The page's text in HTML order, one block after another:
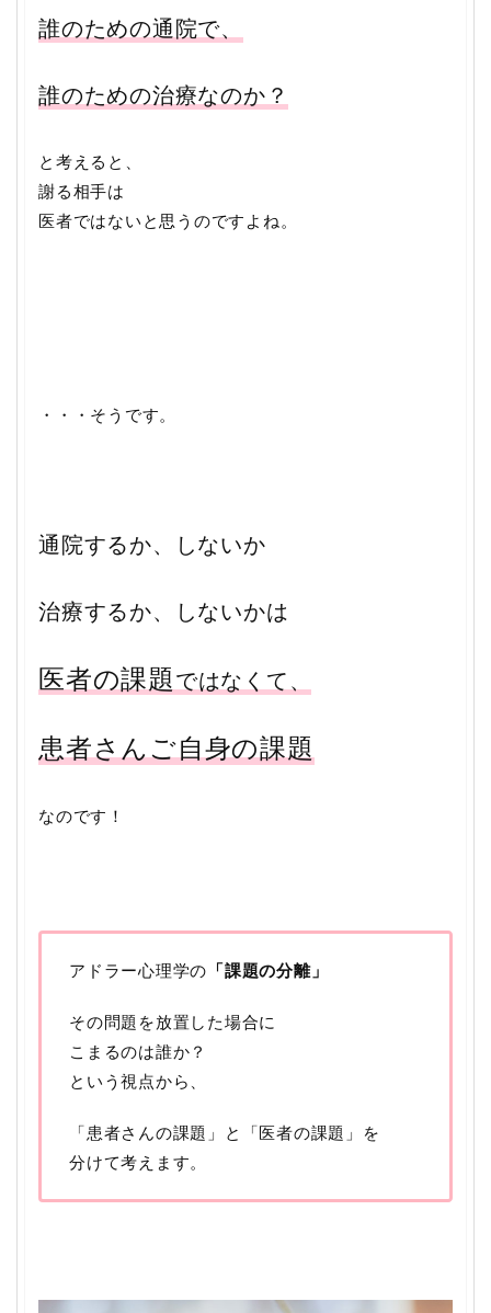
誰のための通院で、
誰のための治療なのか？
と考えると、
謝る相手は
医者ではないと思うのですよね。
・・・そうです。
通院するか、しないか
治療するか、しないかは
医者の課題ではなくて、
患者さんご自身の課題
なのです！
アドラー心理学の 「課題の分離」
その問題を放置した場合に
こまるのは誰か？
という視点から、
「患者さんの課題」と「医者の課題」を
分けて考えます。